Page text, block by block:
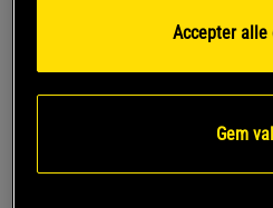
Accepter alle
Gem